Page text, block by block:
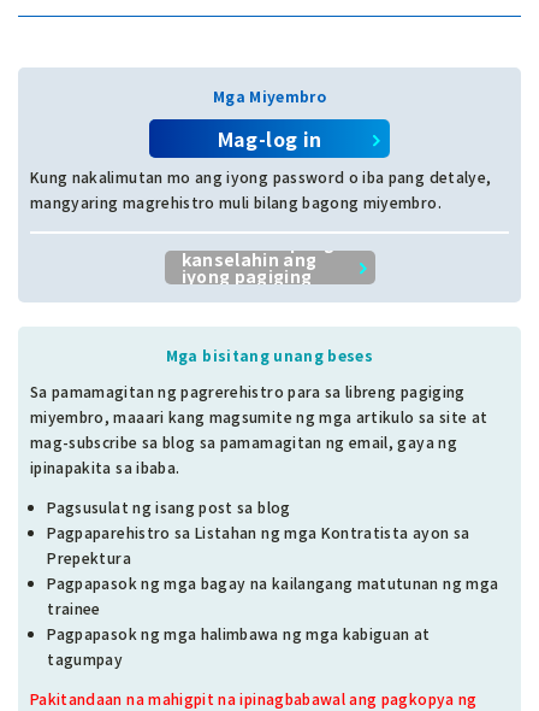
Mga Miyembro
Mag-log in
Kung nakalimutan mo ang iyong password o iba pang detalye,
mangyaring magrehistro muli bilang bagong miyembro.
I-click dito upang
kanselahin ang
iyong pagiging
miyembro.
Mga bisitang unang beses
Sa pamamagitan ng pagrerehistro para sa libreng pagiging
miyembro, maaari kang magsumite ng mga artikulo sa site at
mag-subscribe sa blog sa pamamagitan ng email, gaya ng
ipinapakita sa ibaba.
Pagsusulat ng isang post sa blog
Pagpaparehistro sa Listahan ng mga Kontratista ayon sa
Prepektura
Pagpapasok ng mga bagay na kailangang matutunan ng mga
trainee
Pagpapasok ng mga halimbawa ng mga kabiguan at
tagumpay
Pakitandaan na mahigpit na ipinagbabawal ang pagkopya ng